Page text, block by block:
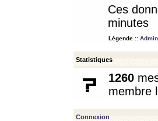
Ces
minutes
Légende ::
Statistiques
1260
membre
Connexion